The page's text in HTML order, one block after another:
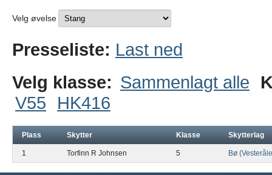
Velg øvelse
Presseliste: Last ned
Velg klasse: Sammenlagt alle
V55
HK416
Plass Skytter Klasse Skytterlag
1 Torfinn R Johnsen 5 Bø